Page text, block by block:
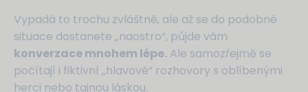
Vypadá to trochu zvláštně, ale až se do podobné
situace dostanete „naostro“, půjde vám
konverzace mnohem lépe. Ale samozřejmě se
počítají i fiktivní „hlavové“ rozhovory s oblíbenými
herci nebo tajnou láskou.